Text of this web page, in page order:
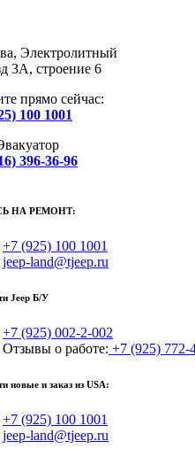
Электролитный
3А, строение 6
прямо сейчас:
100 1001
396-36-96
НА РЕМОНТ:
+7 (925) 100 1001
jeep-land@tjeep.ru
Jeep Б/У
+7 (925) 002-2-002
Отзывы о работе: +7 (925) 772-
новые и заказ из USA:
+7 (925) 100 1001
jeep-land@tjeep.ru